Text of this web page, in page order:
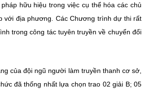
hữu hiệu trong việc cụ thể hóa các chủ
với địa phương. Các Chương trình dự thi rất
trong công tác tuyên truyền về chuyển đổi
của đội ngũ người làm truyền thanh cơ sở,
đã thống nhất lựa chọn trao 02 giải B; 05